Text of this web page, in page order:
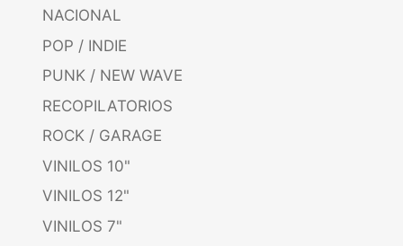
NACIONAL
POP / INDIE
PUNK / NEW WAVE
RECOPILATORIOS
ROCK / GARAGE
VINILOS 10"
VINILOS 12"
VINILOS 7"